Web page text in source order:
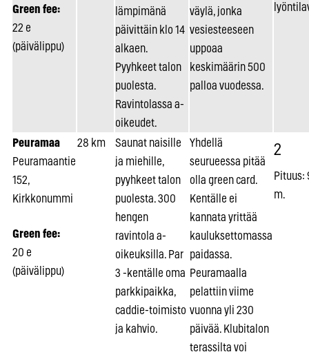
Green fee:
22 e
(päivälippu)
lämpimänä
päivittäin klo 14
alkaen.
Pyyhkeet talon
puolesta.
Ravintolassa a-
oikeudet.
väylä, jonka
vesiesteeseen
uppoaa
keskimäärin 500
palloa vuodessa.
Peuramaa
Peuramaantie
152,
Kirkkonummi
Green fee:
20 e
(päivälippu)
28 km
Saunat naisille
ja miehille,
pyyhkeet talon
puolesta. 300
hengen
ravintola a-
oikeuksilla. Par
3 -kentälle oma
parkkipaikka,
caddie-toimisto
ja kahvio.
Yhdellä
seurueessa pitää
olla green card.
Kentälle ei
kannata yrittää
kauluksettomassa
paidassa.
Peuramaalla
pelattiin viime
vuonna yli 230
päivää. Klubitalon
terassilta voi
2
Pituus:
m.